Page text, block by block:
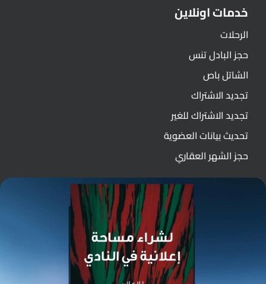
خدمات اونلاين
الرحلات
حجز البادل تنس
الشاتل باص
تجديد الاشتراك
تجديد الاشتراك للغير
تحديث بيانات العضوية
حجز الشهر العقاري